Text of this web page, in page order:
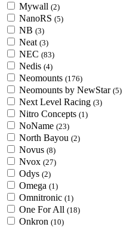
Mywall (2)
NanoRS (5)
NB (3)
Neat (3)
NEC (83)
Nedis (4)
Neomounts (176)
Neomounts by NewStar (5)
Next Level Racing (3)
Nitro Concepts (1)
NoName (23)
North Bayou (2)
Novus (8)
Nvox (27)
Odys (2)
Omega (1)
Omnitronic (1)
One For All (18)
Onkron (10)